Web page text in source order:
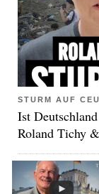
STURM AUF
Ist
Roland Tichy